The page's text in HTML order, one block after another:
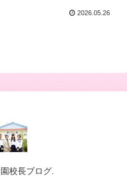
2026.05.26
校長ブログ.